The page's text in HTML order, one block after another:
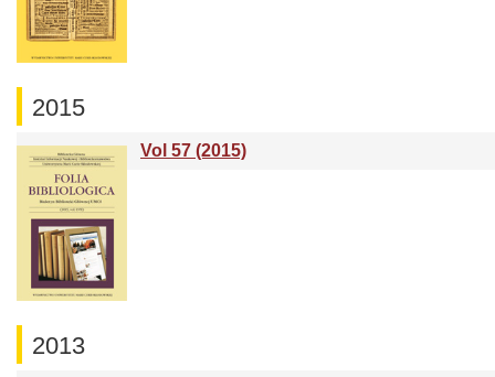
2015
Vol 57 (2015)
2013